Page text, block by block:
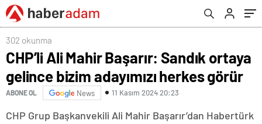
302 okunma
CHP’li Ali Mahir Başarır: Sandık ortaya
gelince bizim adayımızı herkes görür
ABONE OL News 11 Kasım 2024 20:23
CHP Grup Başkanvekili Ali Mahir Başarır’dan Habertürk